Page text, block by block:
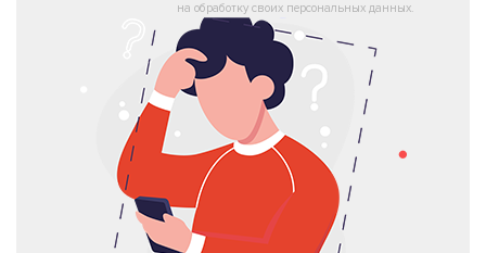
на обработку своих персональных данных.